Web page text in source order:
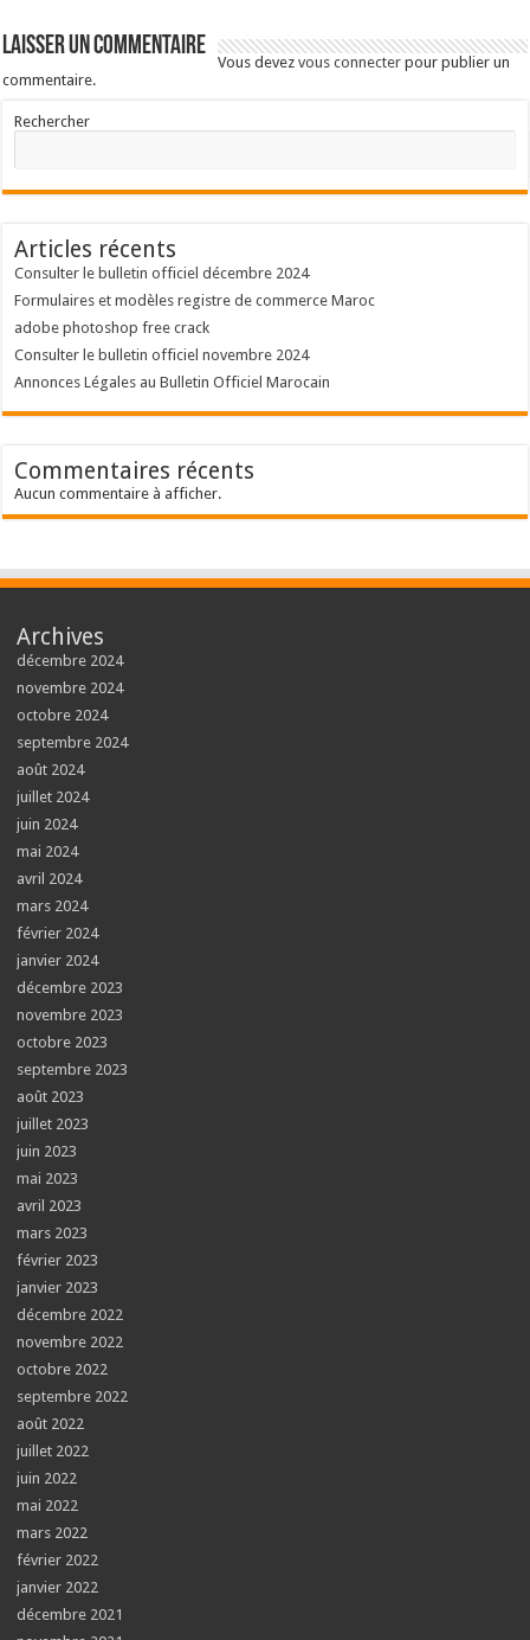
Laisser un commentaire
Vous devezvous connecter pour publier un
commentaire.
Rechercher
Articles récents
Consulter le bulletin officiel décembre 2024
Formulaires et modèles registre de commerce Maroc
adobe photoshop free crack
Consulter le bulletin officiel novembre 2024
Annonces Légales au Bulletin Officiel Marocain
Commentaires récents
Aucun commentaire à afficher.
Archives
décembre 2024
novembre 2024
octobre 2024
septembre 2024
août 2024
juillet 2024
juin 2024
mai 2024
avril 2024
mars 2024
février 2024
janvier 2024
décembre 2023
novembre 2023
octobre 2023
septembre 2023
août 2023
juillet 2023
juin 2023
mai 2023
avril 2023
mars 2023
février 2023
janvier 2023
décembre 2022
novembre 2022
octobre 2022
septembre 2022
août 2022
juillet 2022
juin 2022
mai 2022
mars 2022
février 2022
janvier 2022
décembre 2021